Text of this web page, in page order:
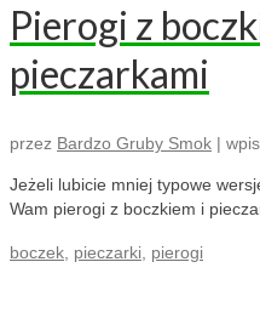
Pierogi z
pieczarkami
przez Bardzo Gruby Smok |
Jeżeli lubicie mniej typowe
Wam pierogi z boczkiem i
boczek pieczarki pierogi